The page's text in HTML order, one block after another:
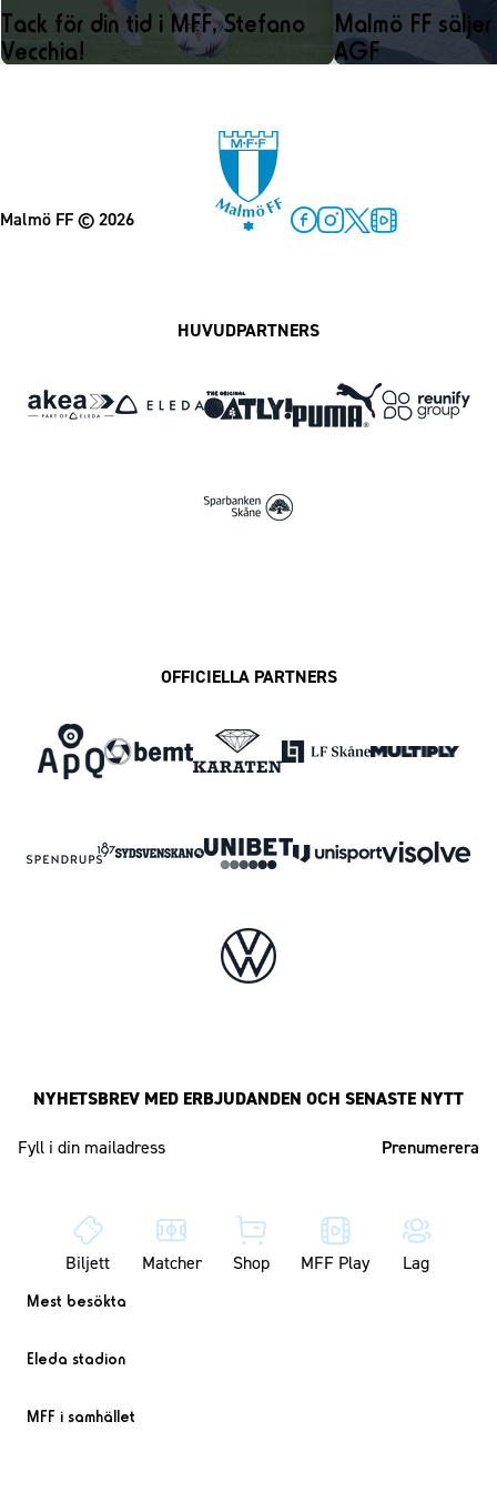
Tack för din tid i MFF, Stefano
Vecchia!
Malmö FF
AGF
Malmö FF© 2026
HUVUDPARTNERS
OFFICIELLA PARTNERS
NYHETSBREV MED ERBJUDANDEN OCH SENASTE NYTT
Biljett Matcher Shop MFF Play Lag
Mest besökta
Eleda stadion
MFF i samhället